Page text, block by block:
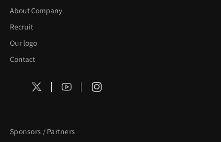
About Company
Recruit
Our logo
Contact
Sponsors / Partners